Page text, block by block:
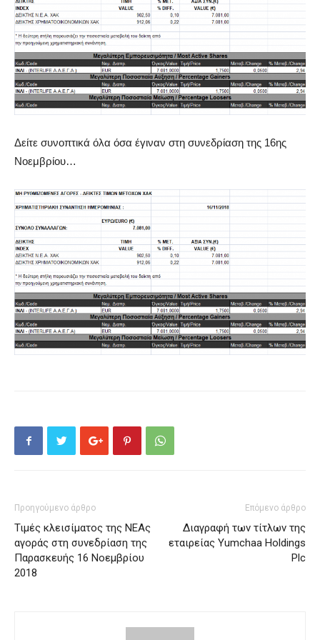
Δείτε συνοπτικά όλα όσα έγιναν στη συνεδρίαση της 16ης
Νοεμβρίου…
Προηγούμενο άρθρο
Τιμές κλεισίματος της ΝΕΑς
αγοράς στη συνεδρίαση της
Παρασκευής 16 Νοεμβρίου
2018
Επόμενο άρθρο
Διαγραφή των τίτλων της
εταιρείας Yumchaa Holdings
Plc